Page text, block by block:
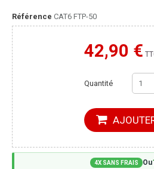
Référence CAT6 FTP-50
42,90 €
Moins cher ailleurs
Quantité
4X SANS FRAIS Ou